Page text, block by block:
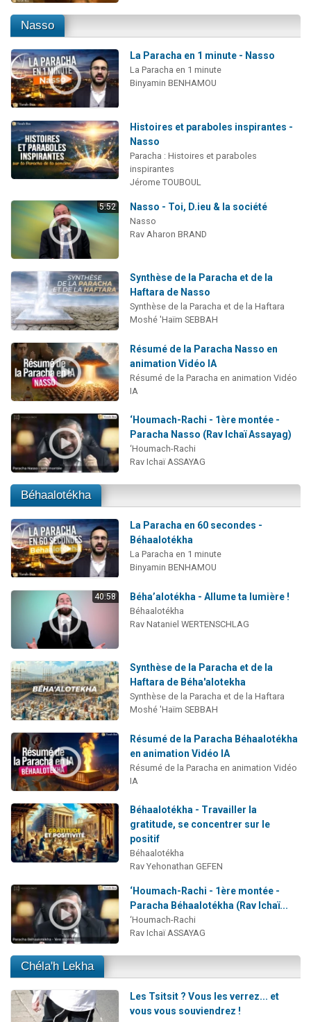
Nasso
La Paracha en 1 minute - Nasso
La Paracha en 1 minute
Binyamin BENHAMOU
Histoires et paraboles inspirantes -
Nasso
Paracha : Histoires et paraboles
inspirantes
Jérome TOUBOUL
5:52 Nasso - Toi, D.ieu & la société
Nasso
Rav Aharon BRAND
Synthèse de la Paracha et de la
Haftara de Nasso
Synthèse de la Paracha et de la Haftara
Moshé 'Haïm SEBBAH
Résumé de la Paracha Nasso en
animation Vidéo IA
Résumé de la Paracha en animation Vidéo
IA
‘Houmach-Rachi - 1ère montée -
Paracha Nasso (Rav Ichaï Assayag)
‘Houmach-Rachi
Rav Ichaï ASSAYAG
Béhaalotékha
La Paracha en 60 secondes -
Béhaalotékha
La Paracha en 1 minute
Binyamin BENHAMOU
40:58 Béha’alotékha - Allume ta lumière !
Béhaalotékha
Rav Nataniel WERTENSCHLAG
Synthèse de la Paracha et de la
Haftara de Béha'alotekha
Synthèse de la Paracha et de la Haftara
Moshé 'Haïm SEBBAH
Résumé de la Paracha Béhaalotékha
en animation Vidéo IA
Résumé de la Paracha en animation Vidéo
IA
Béhaalotékha - Travailler la
gratitude, se concentrer sur le
positif
Béhaalotékha
Rav Yehonathan GEFEN
‘Houmach-Rachi - 1ère montée -
Paracha Béhaalotékha (Rav Ichaï...
‘Houmach-Rachi
Rav Ichaï ASSAYAG
Chéla'h Lekha
Les Tsitsit ? Vous les verrez... et
vous vous souviendrez !